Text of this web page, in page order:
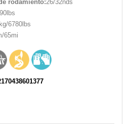
rodamiento:26/32nds
6780lbs
65mi